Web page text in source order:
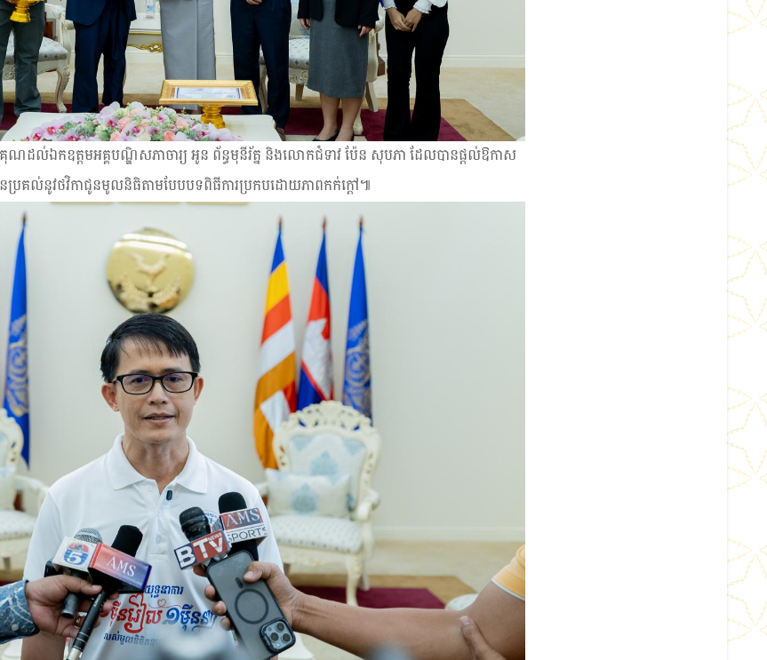
គុណដល់ឯកឧត្ដមអគ្គបណ្ឌិសភាចារ្យ អូន ព័ន្ធមុនីរ័ត្ន និងលោកជំទាវ ប៉ែន សុបភា ដែលបានផ្ដល់ឱកាស
រគល់នូវថវិកាជូនមូលនិធិតាមបែបបទពិធីការប្រកបដោយភាពកក់ក្ដៅ៕